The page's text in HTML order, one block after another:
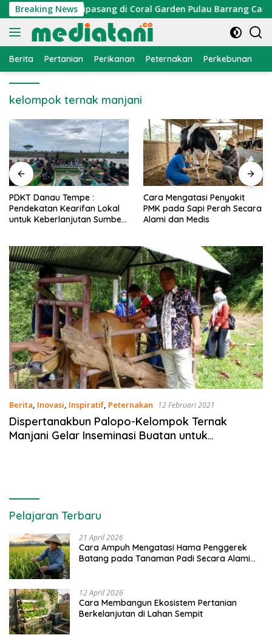
Langsung
ke
konten
Breaking News
Cumi Dipasang di Coral Garden Pulau Barrang Caddi
Berita Pertanian Perikanan Peternakan Perkebunan
kelompok ternak manjani
PDKT Danau Tempe :
Pendekatan Kearifan Lokal
untuk Keberlanjutan Sumber
Cara Mengatasi Penyakit
PMK pada Sapi Perah Secara
Alami dan Medis
Berita, Inovasi, Inspiratif, Peternakan 12 Februari 2021
Dispertanakbun Palopo-Kelompok Ternak
Manjani Gelar Inseminasi Buatan untuk
Pelajaran Terbaru
21 April 2026
Cara Ampuh Mengatasi Hama Penggerek
Batang pada Tanaman Padi Secara Alami
12 April 2026
Cara Membangun Ekosistem Pertanian
Berkelanjutan di Lahan Sempit